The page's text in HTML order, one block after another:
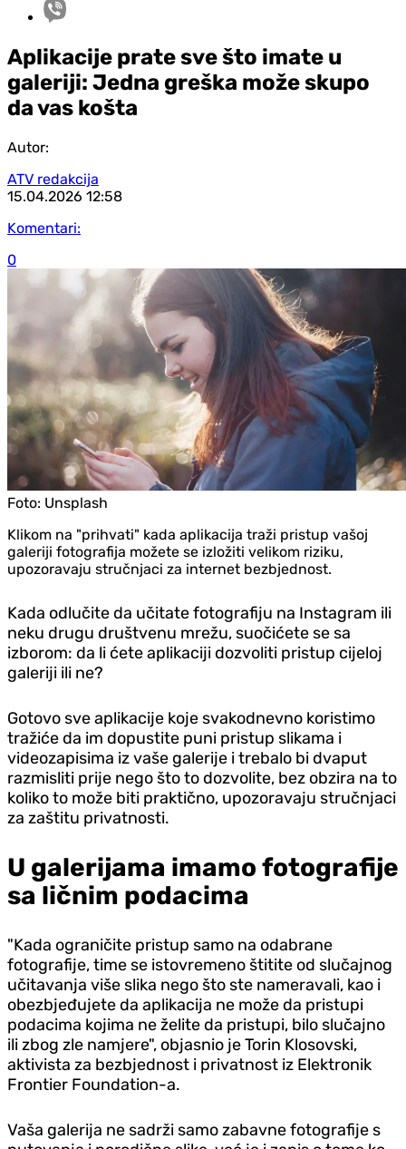
Aplikacije prate sve što imate u
galeriji: Jedna greška može skupo
da vas košta
Autor:
ATV redakcija
15.04.2026 12:58
Komentari:
0
Foto: Unsplash
Klikom na "prihvati" kada aplikacija traži pristup vašoj
galeriji fotografija možete se izložiti velikom riziku,
upozoravaju stručnjaci za internet bezbjednost.
Kada odlučite da učitate fotografiju na Instagram ili
neku drugu društvenu mrežu, suočićete se sa
izborom: da li ćete aplikaciji dozvoliti pristup cijeloj
galeriji ili ne?
Gotovo sve aplikacije koje svakodnevno koristimo
tražiće da im dopustite puni pristup slikama i
videozapisima iz vaše galerije i trebalo bi dvaput
razmisliti prije nego što to dozvolite, bez obzira na to
koliko to može biti praktično, upozoravaju stručnjaci
za zaštitu privatnosti.
U galerijama imamo fotografije
sa ličnim podacima
"Kada ograničite pristup samo na odabrane
fotografije, time se istovremeno štitite od slučajnog
učitavanja više slika nego što ste nameravali, kao i
obezbjeđujete da aplikacija ne može da pristupi
podacima kojima ne želite da pristupi, bilo slučajno
ili zbog zle namjere", objasnio je Torin Klosovski,
aktivista za bezbjednost i privatnost iz Elektronik
Frontier Foundation-a.
Vaša galerija ne sadrži samo zabavne fotografije s